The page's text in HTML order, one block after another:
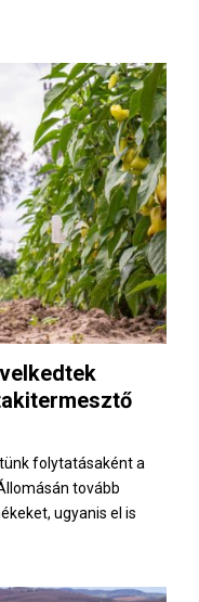
folytatásaként a
tovább
ugyanis el is